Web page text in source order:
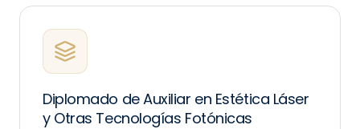
Diplomado de Auxiliar en Estética Láser
y Otras Tecnologías Fotónicas